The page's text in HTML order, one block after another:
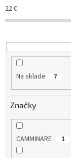
e
p
r
d
22€
Na sklade 7
Značky
CAMMINARE 1